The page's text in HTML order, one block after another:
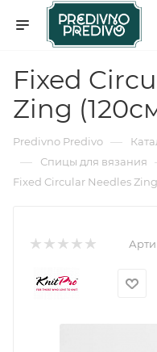
Fixed
Zing
Predivno Predivo —
— Спицы для вязания
Fixed Circular Needles